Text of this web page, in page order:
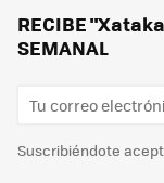
RECIBE
SEMANAL
Suscribiéndote